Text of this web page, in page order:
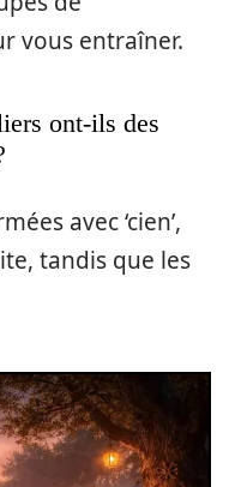
vous entraîner.
ont-ils des
avec ‘cien’,
tandis que les